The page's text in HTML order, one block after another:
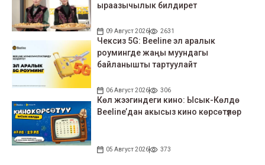
ыраазычылык билдирет
09 Август 2026 2631
Чексиз 5G: Beeline эл аралык
роумингде жаңы муундагы
байланышты тартуулайт
06 Август 2026 306
Көл жээгиндеги кино: Ысык-Көлдө
Beeline’дан акысыз кино көрсөтүлөр
05 Август 2026 373